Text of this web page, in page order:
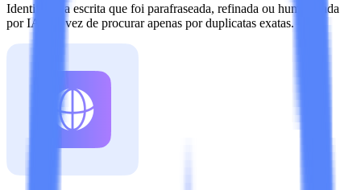
Identifique a escrita que foi parafraseada, refinada ou humanizada
por IA, em vez de procurar apenas por duplicatas exatas.